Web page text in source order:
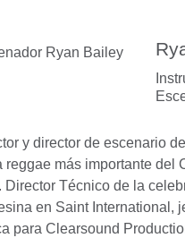
y director de escenario
reggae más importante del
Director Técnico de la
en Saint International,
para Clearsound